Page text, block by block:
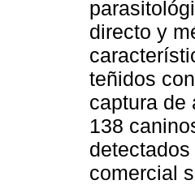
directo y
teñidos
captura de
138
comercial